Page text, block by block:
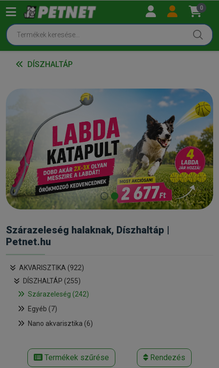
0
DÍSZHALTÁP
Szárazeleség halaknak, Díszhaltáp |
Petnet.hu
AKVARISZTIKA (922)
DÍSZHALTÁP (255)
Szárazeleség (242)
Egyéb (7)
Nano akvarisztika (6)
Termékek szűrése Rendezés